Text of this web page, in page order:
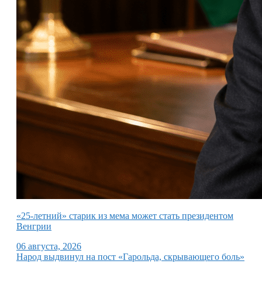
«25-летний» старик из мема может стать президентом
Венгрии
06 августа, 2026
Народ выдвинул на пост «Гарольда, скрывающего боль»